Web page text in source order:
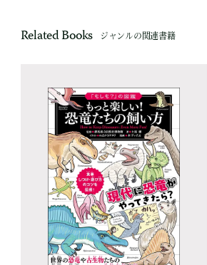
Related Books ジャンルの関連書籍